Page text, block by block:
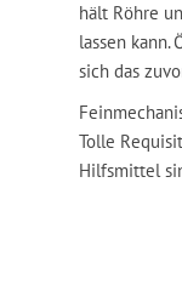
hält Röhre
lassen
sich das
Tolle
Hilfsmittel